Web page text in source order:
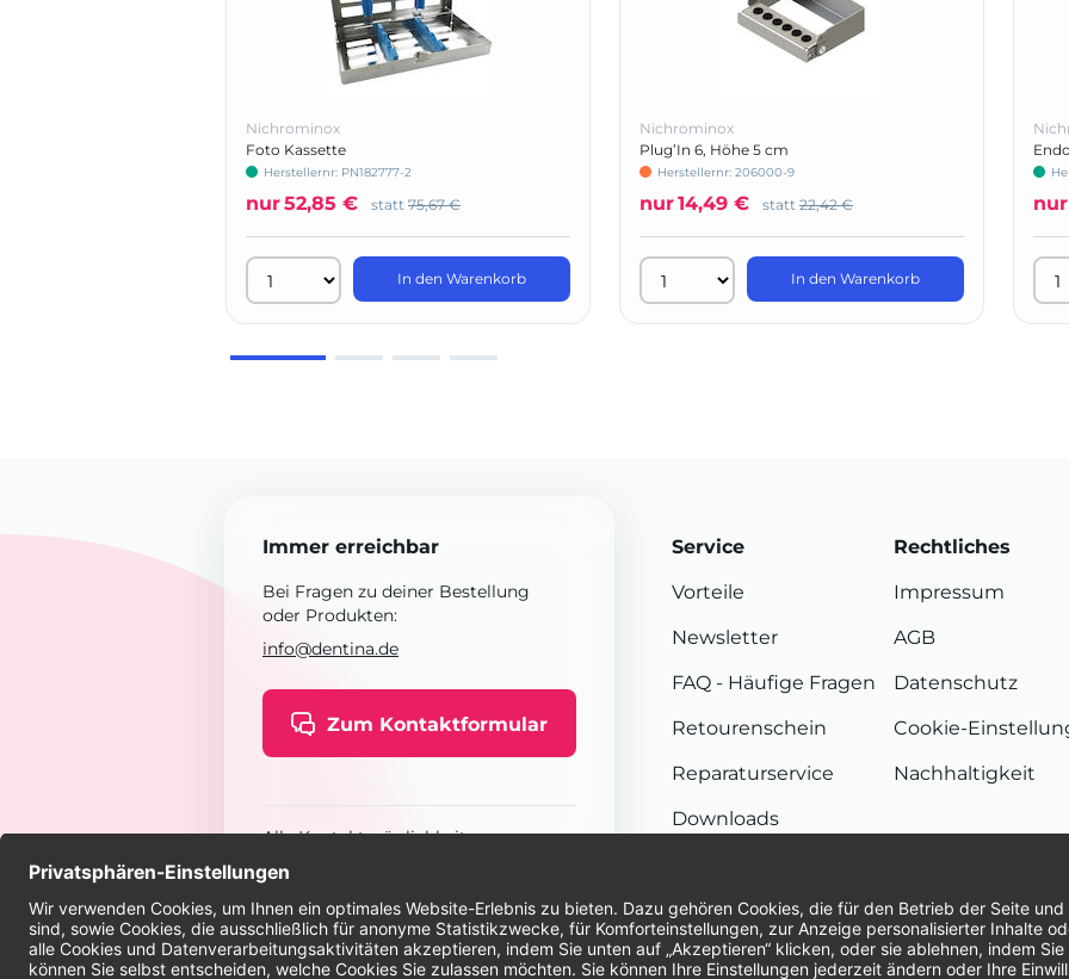
Nichrominox
Foto Kassette
Herstellernr: PN182777-2
nur52,85 € statt 75,67 €
In den Warenkorb
Nichrominox
Plug’In 6, Höhe 5 cm
Herstellernr: 206000-9
nur14,49 € statt 22,42 €
In den Warenkorb
nur
Immer erreichbar
Bei Fragen zu deiner Bestellung
oder Produkten:
info@dentina.de
Zum Kontaktformular
Alle Kontaktmöglichkeiten
Service
Vorteile
Newsletter
FAQ - Häufige Fragen
Retourenschein
Reparaturservice
Downloads
Rechtliches
Impressum
AGB
Datenschutz
Cookie-
Nachhaltigkeit